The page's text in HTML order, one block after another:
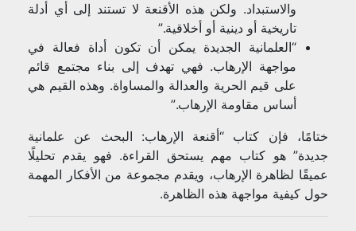
والاستبداد. ولكن هذه الأقنعة لا تستند إلى أي أدلة
تاريخية أو دينية أو أخلاقية.”
“العلمانية الجديدة يمكن أن تكون أداة فعالة في
مواجهة الإرهاب. فهي تهدف إلى بناء مجتمع قائم
على قيم الحرية والعدالة والمساواة. وهذه القيم هي
أساس مقاومة الإرهاب.”
ختامًا، فإن كتاب “أقنعة الإرهاب: البحث عن علمانية
جديدة” هو كتاب مهم يستحق القراءة. فهو يقدم تحليلًا
عميقًا لظاهرة الإرهاب، ويقدم مجموعة من الأفكار المهمة
حول كيفية مواجهة هذه الظاهرة.